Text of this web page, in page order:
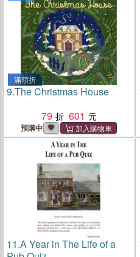
滿額折
9.The Christmas House
79
601
預購中
11.A Year in The Life of a